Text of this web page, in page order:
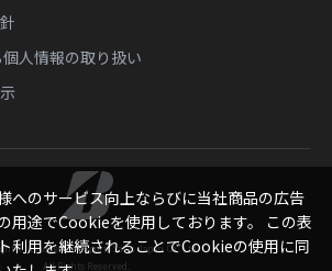
人情報の取り扱い
© Bridgestone Sports Sales Japan Co., Ltd.
All Rights Reserved.
へのサービス向上ならびに当社商品の広告
用途でCookieを使用しております。 この表
利用を継続されることでCookieの使用に同